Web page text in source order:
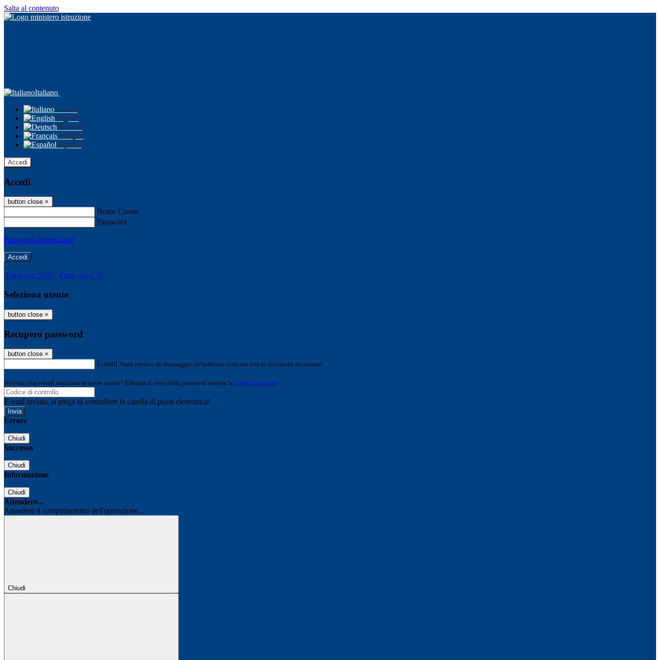
Salta al contenuto
Italiano
Italiano
English
Deutsch
Français
Español
Accedi
Accedi
button close ×
Nome Utente
Password
Password dimenticata?
-
Entra con SPID Entra con CIE
Seleziona utente
button close ×
Recupero password
button close ×
E-mail Verrà inviato un messaggio all'indirizzo indicato con le istruzioni necessarie.
Non hai una e-mail associata al nome utente? Effettua il reset della password tramite la Login Spaggiari
E-mail inviata, si prega di controllare la casella di posta elettronica!
Errore
Chiudi
Successo
Chiudi
Informazione
Chiudi
Attendere...
Attendere il completamento dell'operazione...
Chiudi